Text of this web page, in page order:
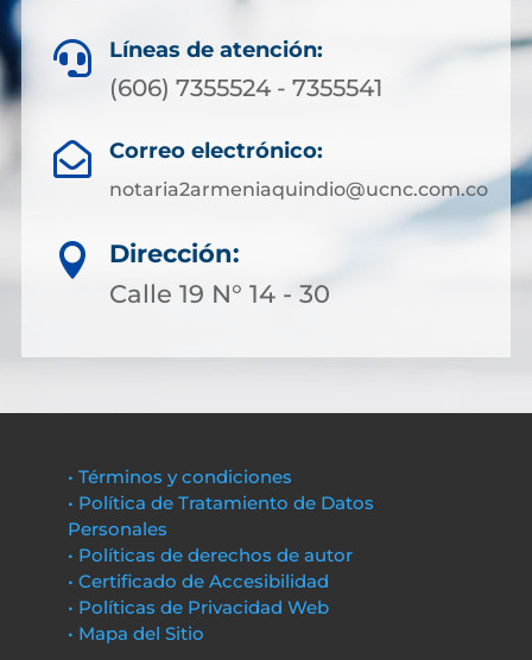
 Líneas de atención:
(606) 7355524 - 7355541
 Correo electrónico:
notaria2armeniaquindio@ucnc.com.co

Dirección:
Calle 19 N° 14 - 30
• Términos y condiciones
• Política de Tratamiento de Datos
Personales
• Políticas de derechos de autor
• Certificado de Accesibilidad
• Políticas de Privacidad Web
• Mapa del Sitio